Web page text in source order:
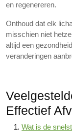
en regenereren.
Onthoud dat elk
misschien niet
altijd een
veranderingen
Effectief
Wat is de